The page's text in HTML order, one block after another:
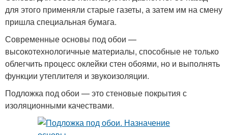
для этого применяли старые газеты, а затем им на смену
пришла специальная бумага.
Современные основы под обои —
высокотехнологичные материалы, способные не только
облегчить процесс оклейки стен обоями, но и выполнять
функции утеплителя и звукоизоляции.
Подложка под обои — это стеновые покрытия с
изоляционными качествами.